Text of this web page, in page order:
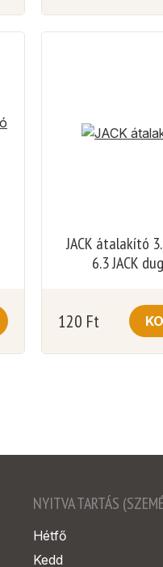
JACK átalakító
6.3 JACK
120 Ft
NYITVA TARTÁS
Hétfő
Kedd